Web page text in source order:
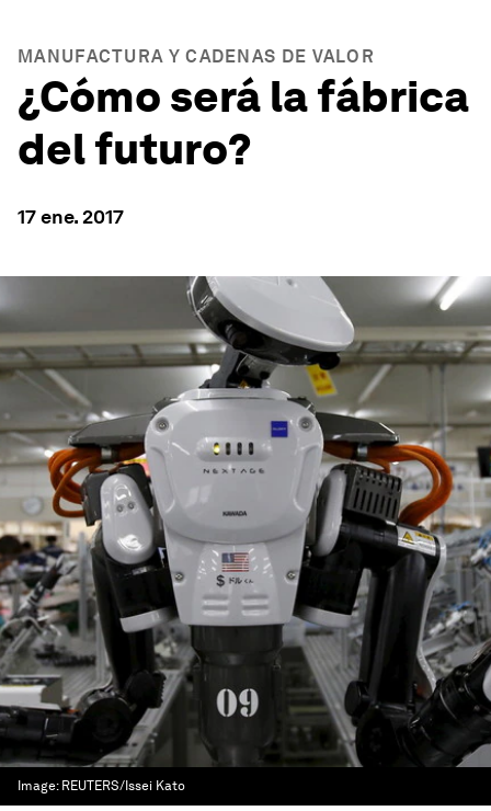
MANUFACTURA Y CADENAS DE VALOR
¿Cómo será la fábrica
del futuro?
17 ene. 2017
Image: REUTERS/Issei Kato